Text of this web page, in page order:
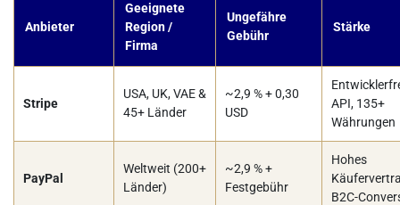
Anbieter
Geeignete
Region /
Firma
Ungefähre
Gebühr
Stärke
Stripe
USA, UK, VAE &
45+ Länder
~2,9 % + 0,30
USD
API, 135+
Währungen
PayPal
Weltweit (200+
Länder)
~2,9 % +
Festgebühr
Hohes
B2C-